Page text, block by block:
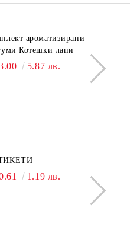
ароматизирани
Котешки лапи
5.87 лв.
1.19 лв.